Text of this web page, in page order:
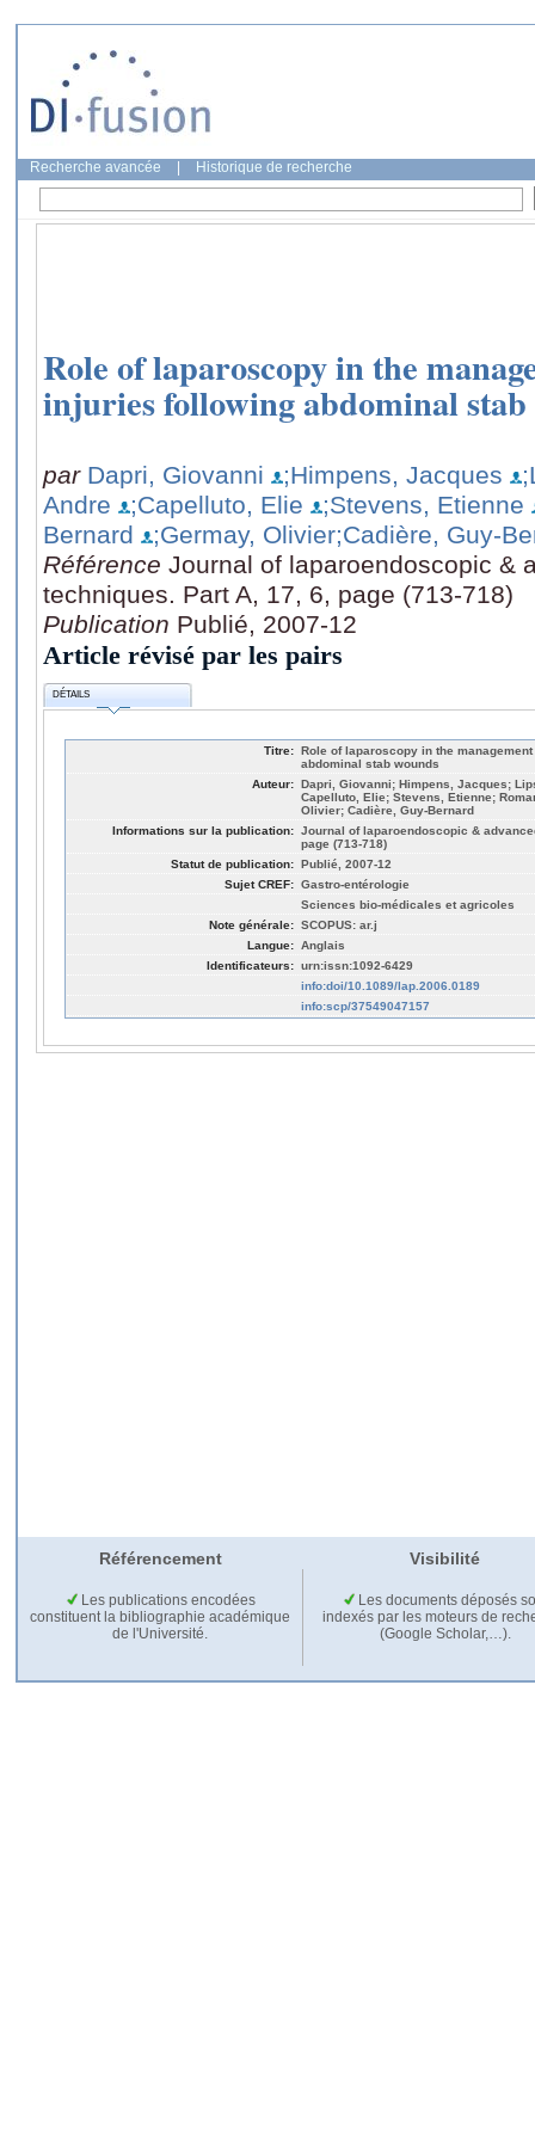
Recherche avancée Historique de recherche
Role of laparoscopy in the
injuries following abdominal stab
par Dapri, Giovanni ;Himpens, Jacques
Andre
;Capelluto, Elie
;Stevens, Etienne
Bernard
;Germay, Olivier;Cadière, Guy-
Référence Journal of laparoendoscopic &
techniques. Part A, 17, 6, page (713-718)
Publication Publié, 2007-12
Article révisé par les pairs
DÉTAILS
Titre: Role of laparoscopy in the
abdominal stab wounds
Auteur: Dapri, Giovanni; Himpens, Jacques;
Capelluto, Elie; Stevens, Etienne;
Olivier; Cadière, Guy-Bernard
Informations sur la publication: Journal of laparoendoscopic &
page (713-718)
Statut de publication: Publié, 2007-12
Sujet CREF: Gastro-entérologie
Sciences bio-médicales et agricoles
Note générale: SCOPUS: ar.j
Langue: Anglais
Identificateurs: urn:issn:1092-6429
info:doi/10.1089/lap.2006.0189
info:scp/37549047157
Référencement Visibilité
Les publications encodées
constituent la bibliographie académique
de l'Université.
Les documents déposés
indexés par les moteurs de
(Google Scholar,…).